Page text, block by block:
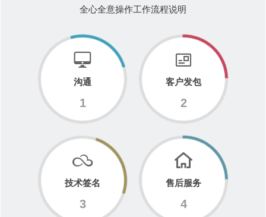
全心全意操作工作流程说明
1
沟通
2
客户发包
3
技术签名
4
售后服务